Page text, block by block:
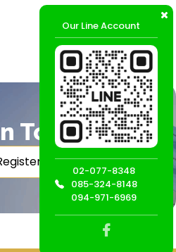
Touch
Our Line Account
02-077-8348
085-324-8148
094-971-6969